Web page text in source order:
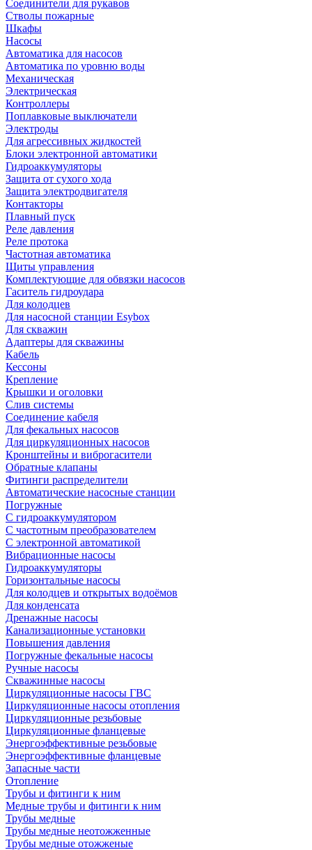
Соединители для рукавов
Стволы пожарные
Шкафы
Насосы
Автоматика для насосов
Автоматика по уровню воды
Механическая
Электрическая
Контроллеры
Поплавковые выключатели
Электроды
Для агрессивных жидкостей
Блоки электронной автоматики
Гидроаккумуляторы
Защита от сухого хода
Защита электродвигателя
Контакторы
Плавный пуск
Реле давления
Реле протока
Частотная автоматика
Щиты управления
Комплектующие для обвязки насосов
Гаситель гидроудара
Для колодцев
Для насосной станции Esybox
Для скважин
Адаптеры для скважины
Кабель
Кессоны
Крепление
Крышки и оголовки
Слив системы
Соединение кабеля
Для фекальных насосов
Для циркуляционных насосов
Кронштейны и виброгасители
Обратные клапаны
Фитинги распределители
Автоматические насосные станции
Погружные
С гидроаккумулятором
С частотным преобразователем
С электронной автоматикой
Вибрационные насосы
Гидроаккумуляторы
Горизонтальные насосы
Для колодцев и открытых водоёмов
Для конденсата
Дренажные насосы
Канализационные установки
Повышения давления
Погружные фекальные насосы
Ручные насосы
Скважинные насосы
Циркуляционные насосы ГВС
Циркуляционные насосы отопления
Циркуляционные резьбовые
Циркуляционные фланцевые
Энергоэффективные резьбовые
Энергоэффективные фланцевые
Запасные части
Отопление
Трубы и фитинги к ним
Медные трубы и фитинги к ним
Трубы медные
Трубы медные неотожженные
Трубы медные отожженые